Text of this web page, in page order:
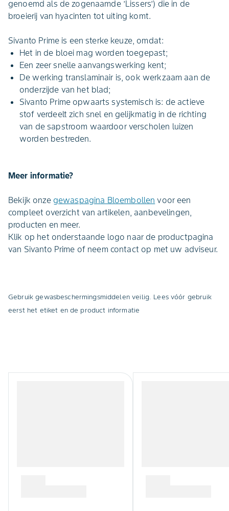
genoemd als de zogenaamde ’Lissers’) die in de
broeierij van hyacinten tot uiting komt.
Sivanto Prime is een sterke keuze, omdat:
Het in de bloei mag worden toegepast;
Een zeer snelle aanvangswerking kent;
De werking translaminair is, ook werkzaam aan de
onderzijde van het blad;
Sivanto Prime opwaarts systemisch is: de actieve
stof verdeelt zich snel en gelijkmatig in de richting
van de sapstroom waardoor verscholen luizen
worden bestreden.
Meer informatie?
Bekijk onze gewaspagina Bloembollen voor een
compleet overzicht van artikelen, aanbevelingen,
producten en meer.
Klik op het onderstaande logo naar de productpagina
van Sivanto Prime of neem contact op met uw adviseur.
Gebruik gewasbeschermingsmiddelen veilig. Lees vóór gebruik
eerst het etiket en de product informatie